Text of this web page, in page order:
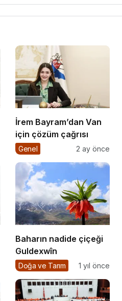
İrem Bayram’dan Van
için çözüm çağrısı
Genel 2 ay önce
Baharın nadide çiçeği
Guldexwîn
Doğa ve Tarım 1 yıl önce